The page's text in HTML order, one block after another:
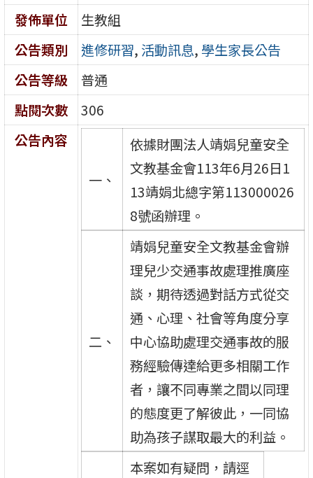
發佈單位
生教組
公告類別
進修研習, 活動訊息, 學生家長公告
公告等級
普通
點閱次數
306
公告內容
一、
依據財團法人靖娟兒童安全
文教基金會113年6月26日1
13靖娟北總字第113000026
8號函辦理。
二、
靖娟兒童安全文教基金會辦
理兒少交通事故處理推廣座
談，期待透過對話方式從交
通、心理、社會等角度分享
中心協助處理交通事故的服
務經驗傳達給更多相關工作
者，讓不同專業之間以同理
的態度更了解彼此，一同協
助為孩子謀取最大的利益。
本案如有疑問，請逕